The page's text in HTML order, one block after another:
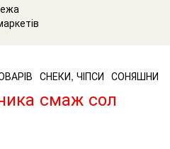
СНЕКИ, ЧІПСИ
смаж сол